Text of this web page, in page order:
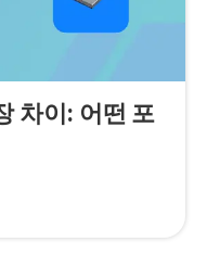
차이: 어떤 포